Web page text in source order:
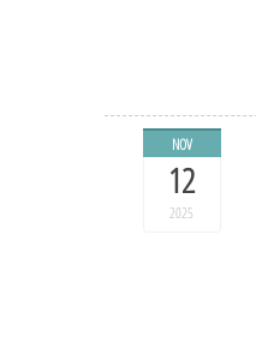
NOV
12
2025